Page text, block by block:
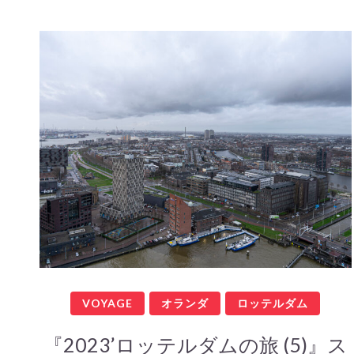
VOYAGE オランダ ロッテルダム
『2023’ロッテルダムの旅 (5)』ス